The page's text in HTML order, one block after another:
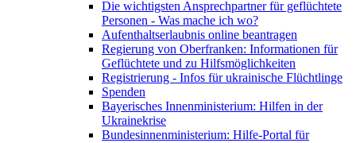
Die wichtigsten Ansprechpartner für geflüchtete
Personen - Was mache ich wo?
Aufenthaltserlaubnis online beantragen
Regierung von Oberfranken: Informationen für
Geflüchtete und zu Hilfsmöglichkeiten
Registrierung - Infos für ukrainische Flüchtlinge
Spenden
Bayerisches Innenministerium: Hilfen in der
Ukrainekrise
Bundesinnenministerium: Hilfe-Portal für